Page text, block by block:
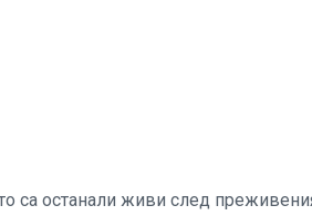
са останали живи след